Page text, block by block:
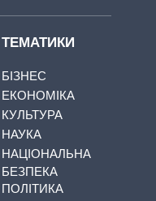
ТЕМАТИКИ
БІЗНЕС
ЕКОНОМІКА
КУЛЬТУРА
НАУКА
НАЦІОНАЛЬНА
БЕЗПЕКА
ПОЛІТИКА